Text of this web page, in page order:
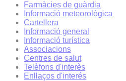
Farmàcies de guàrdia
Informació meteorològica
Cartellera
Informació general
Informació turística
Associacions
Centres de salut
Telèfons d'interès
Enllaços d'interés